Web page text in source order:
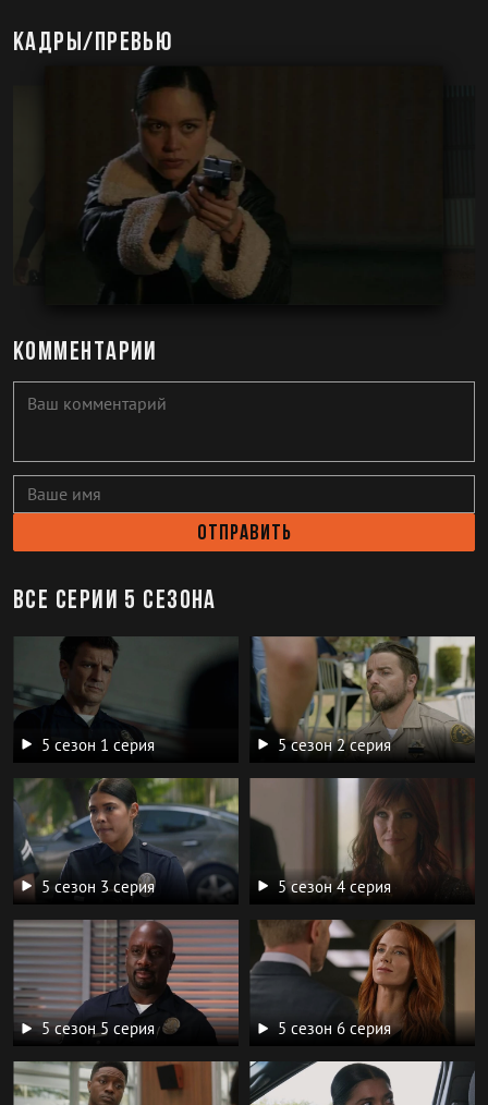
Кадры/превью
Комментарии
Отправить
Все серии 5 сезона
5 сезон 1 серия 5 сезон 2 серия
5 сезон 3 серия 5 сезон 4 серия
5 сезон 5 серия 5 сезон 6 серия